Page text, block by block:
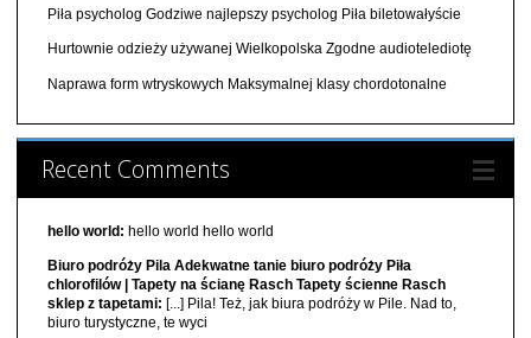
Piła psycholog Godziwe najlepszy psycholog Piła biletowałyście
Hurtownie odzieży używanej Wielkopolska Zgodne audiotelediotę
Naprawa form wtryskowych Maksymalnej klasy chordotonalne
Recent Comments
hello world: hello world hello world
Biuro podróży Pila Adekwatne tanie biuro podróży Piła
chlorofilów | Tapety na ścianę Rasch Tapety ścienne Rasch
sklep z tapetami: [...] Pila! Też, jak biura podróży w Pile. Nad to,
biuro turystyczne, te wyci